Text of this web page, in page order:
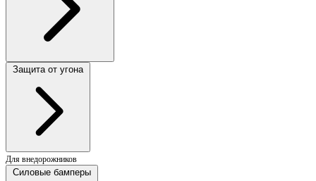
Защита от угона
Для внедорожников
Силовые бамперы